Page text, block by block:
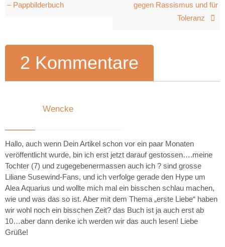
– Pappbilderbuch
gegen Rassismus und für
Toleranz
2 Kommentare
Wencke
Hallo, auch wenn Dein Artikel schon vor ein paar Monaten
veröffentlicht wurde, bin ich erst jetzt darauf gestossen….meine
Tochter (7) und zugegebenermassen auch ich ? sind grosse
Liliane Susewind-Fans, und ich verfolge gerade den Hype um
Alea Aquarius und wollte mich mal ein bisschen schlau machen,
wie und was das so ist. Aber mit dem Thema „erste Liebe“ haben
wir wohl noch ein bisschen Zeit? das Buch ist ja auch erst ab
10…aber dann denke ich werden wir das auch lesen! Liebe
Grüße!